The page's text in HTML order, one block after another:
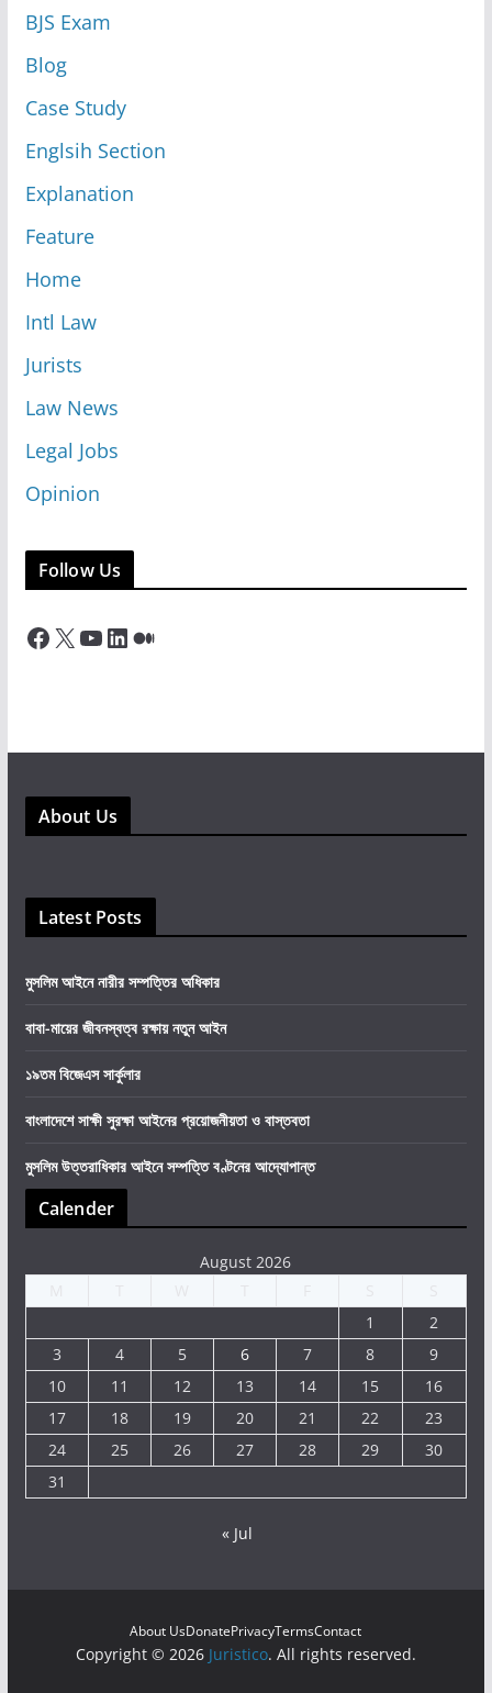
BJS Exam
Blog
Case Study
Englsih Section
Explanation
Feature
Home
Intl Law
Jurists
Law News
Legal Jobs
Opinion
Follow Us
Facebook X YouTube LinkedIn Medium
About Us
Latest Posts
মুসলিম আইনে নারীর সম্পত্তির অধিকার
বাবা-মায়ের জীবনস্বত্ব রক্ষায় নতুন আইন
১৯তম বিজেএস সার্কুলার
বাংলাদেশে সাক্ষী সুরক্ষা আইনের প্রয়োজনীয়তা ও বাস্তবতা
মুসলিম উত্তরাধিকার আইনে সম্পত্তি বণ্টনের আদ্যোপান্ত
Calender
August 2026
1
2
3
4 5 6 7 8
9
10
11 12 13 14 15
16
17
18 19 20 21 22
23
24
25 26 27 28 29
30
31
« Jul
About UsDonatePrivacyTermsContact
Copyright © 2026 Juristico. All rights reserved.